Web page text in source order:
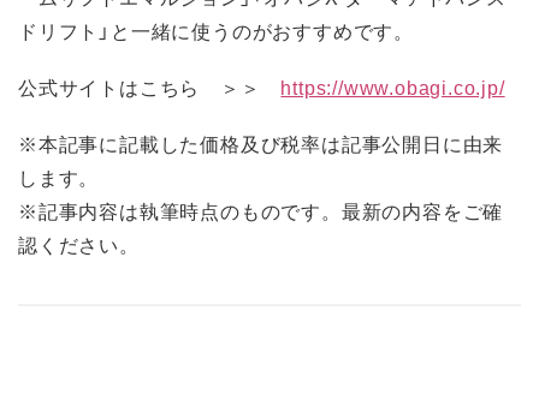
ドリフト」と一緒に使うのがおすすめです。
公式サイトはこちら ＞＞ https://www.obagi.co.jp/
※本記事に記載した価格及び税率は記事公開日に由来
します。
※記事内容は執筆時点のものです。最新の内容をご確
認ください。